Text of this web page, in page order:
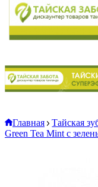
Главная Тайская
Green Tea Mint с